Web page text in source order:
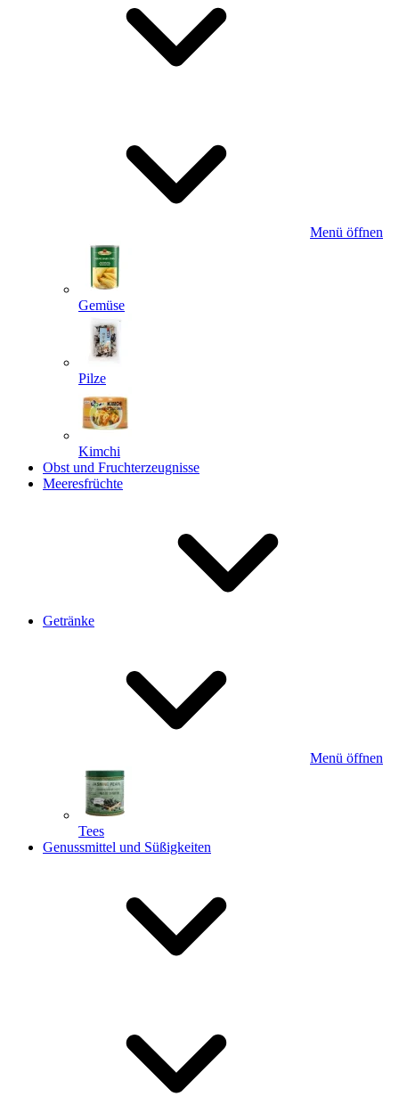
Menü öffnen
Gemüse
Pilze
Kimchi
Obst und Fruchterzeugnisse
Meeresfrüchte
Getränke
Menü öffnen
Tees
Genussmittel und Süßigkeiten